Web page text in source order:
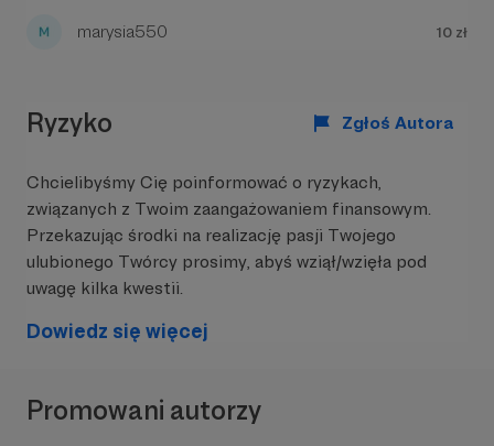
W tym miejscu powinna być zewnętrzna
treść
Aby zobaczyć treść musisz zmienić ustawienia
marysia550 10 zł
Ryzyko Zgłoś Autora
Chcielibyśmy Cię poinformować o ryzykach,
związanych z Twoim zaangażowaniem finansowym.
Przekazując środki na realizację pasji Twojego
ulubionego Twórcy prosimy, abyś wziął/wzięła pod
uwagę kilka kwestii.
Dowiedz się więcej
Promowani autorzy